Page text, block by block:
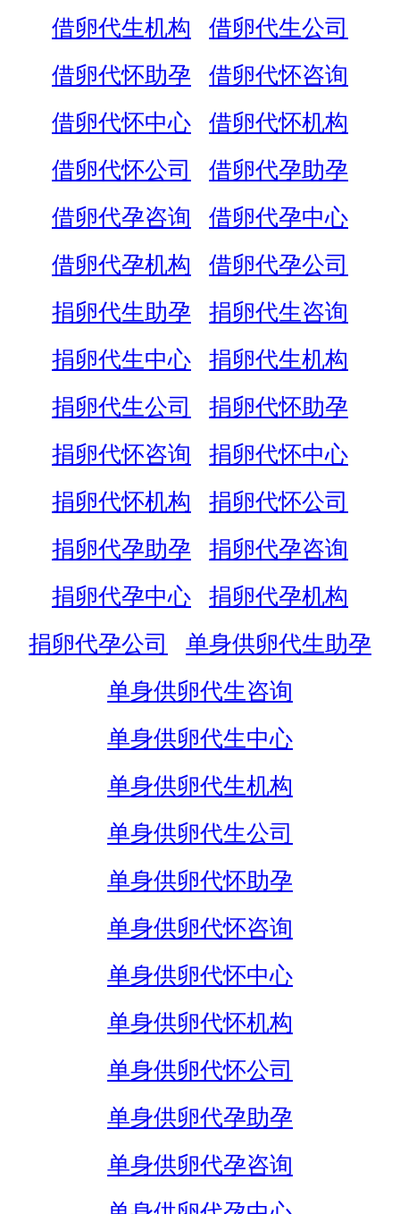
借卵代生机构
借卵代生公司
借卵代怀助孕
借卵代怀咨询
借卵代怀中心
借卵代怀机构
借卵代怀公司
借卵代孕助孕
借卵代孕咨询
借卵代孕中心
借卵代孕机构
借卵代孕公司
捐卵代生助孕
捐卵代生咨询
捐卵代生中心
捐卵代生机构
捐卵代生公司
捐卵代怀助孕
捐卵代怀咨询
捐卵代怀中心
捐卵代怀机构
捐卵代怀公司
捐卵代孕助孕
捐卵代孕咨询
捐卵代孕中心
捐卵代孕机构
捐卵代孕公司
单身供卵代生助孕
单身供卵代生咨询
单身供卵代生中心
单身供卵代生机构
单身供卵代生公司
单身供卵代怀助孕
单身供卵代怀咨询
单身供卵代怀中心
单身供卵代怀机构
单身供卵代怀公司
单身供卵代孕助孕
单身供卵代孕咨询